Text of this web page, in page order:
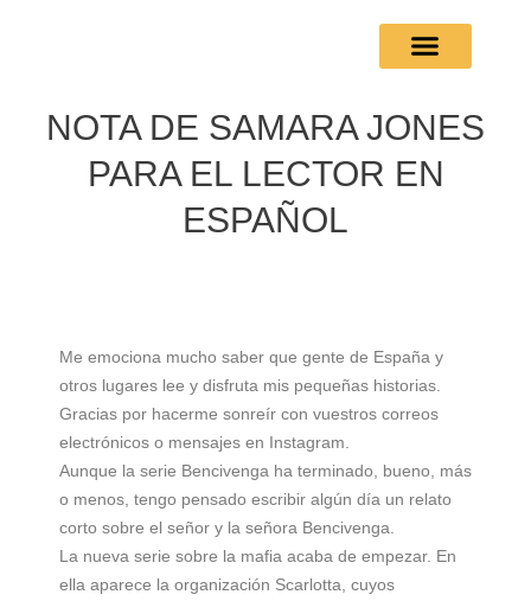
NOTA DE SAMARA JONES
PARA EL LECTOR EN
ESPAÑOL
Me emociona mucho saber que gente de España y
otros lugares lee y disfruta mis pequeñas historias.
Gracias por hacerme sonreír con vuestros correos
electrónicos o mensajes en Instagram.
Aunque la serie Bencivenga ha terminado, bueno, más
o menos, tengo pensado escribir algún día un relato
corto sobre el señor y la señora Bencivenga.
La nueva serie sobre la mafia acaba de empezar. En
ella aparece la organización Scarlotta, cuyos